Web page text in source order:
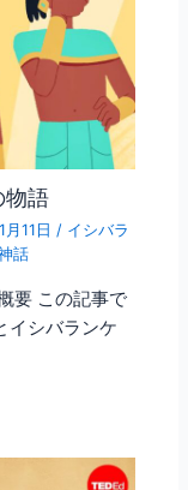
物語
月11日/ イシバラ
話
要 この記事で
イシバランケ